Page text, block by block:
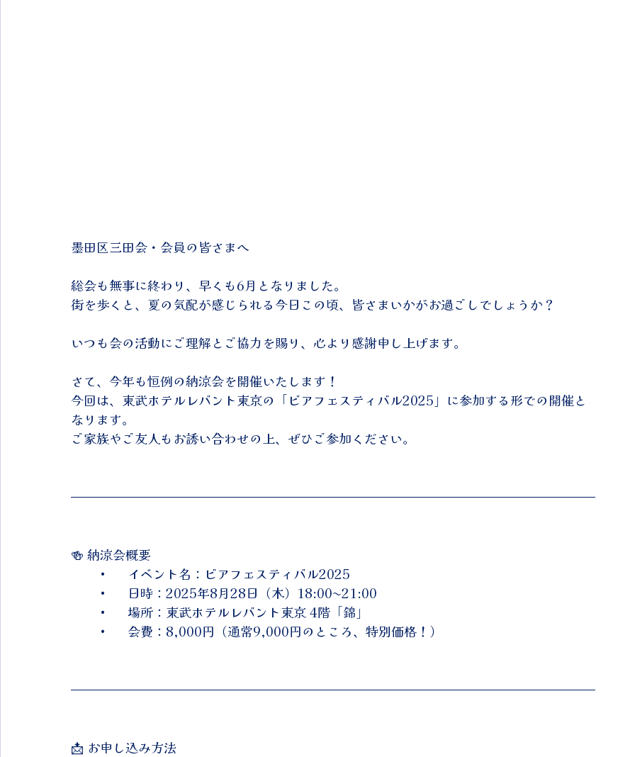
墨田区三田会・会員の皆さまへ
総会も無事に終わり、早くも6月となりました。
街を歩くと、夏の気配が感じられる今日この頃、皆さまいかがお過ごしでしょうか？
いつも会の活動にご理解とご協力を賜り、心より感謝申し上げます。
さて、今年も恒例の納涼会を開催いたします！
今回は、東武ホテルレバント東京の「ビアフェスティバル2025」に参加する形での開催と
なります。
ご家族やご友人もお誘い合わせの上、ぜひご参加ください。
🍻 納涼会概要
	•	イベント名：ビアフェスティバル2025
	•	日時：2025年8月28日（木）18:00〜21:00
	•	場所：東武ホテルレバント東京 4階「錦」
	•	会費：8,000円（通常9,000円のところ、特別価格！）
📩 お申し込み方法